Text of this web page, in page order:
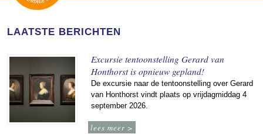
LAATSTE BERICHTEN
Excursie tentoonstelling Gerard van
Honthorst is opnieuw gepland!
De excursie naar de tentoonstelling over Gerard
van Honthorst vindt plaats op vrijdagmiddag 4
september 2026.
lees meer >